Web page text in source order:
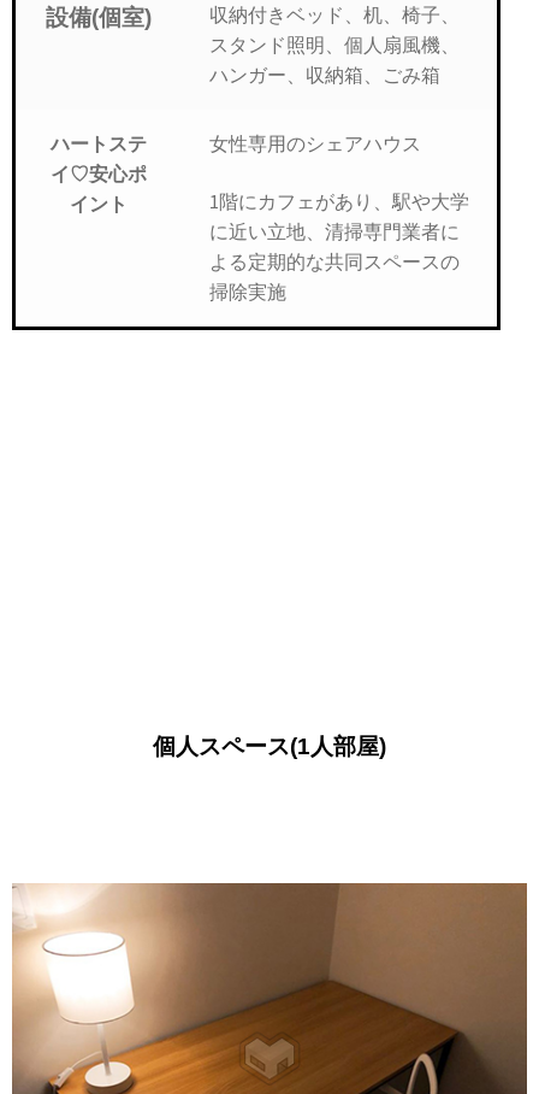
設備(個室)
収納付きベッド、机、椅子、
スタンド照明、個人扇風機、
ハンガー、収納箱、ごみ箱
ハートステ
イ♡安心ポ
イント
女性専用のシェアハウス
1階にカフェがあり、駅や大学
に近い立地、清掃専門業者に
よる定期的な共同スペースの
掃除実施
個人スペース(1人部屋)